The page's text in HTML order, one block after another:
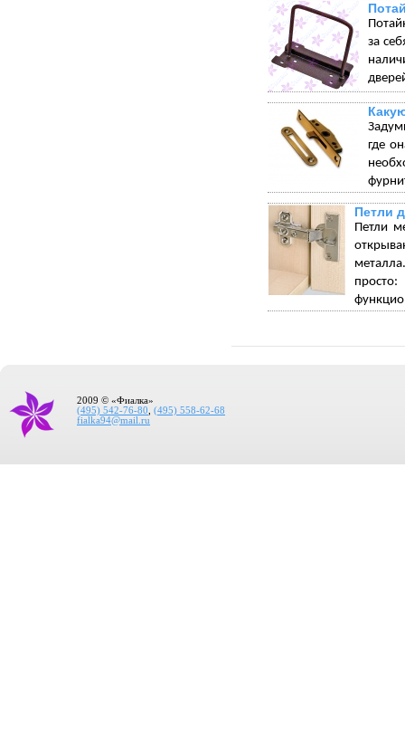
за
где
Петли
Петли
2009 © «Фиалка»
(495) 542-76-80
(495) 558-62-68
fialka94@mail.ru